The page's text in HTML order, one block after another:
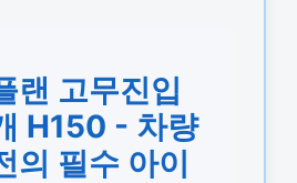
랜 고무진입
H150 - 차량
의 필수 아이